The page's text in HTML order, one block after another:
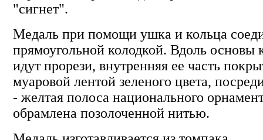
"сигнет".
Медаль при помощи ушка и кольца
прямоугольной колодкой. Вдоль основы
идут прорези, внутренняя ее часть
муаровой лентой зеленого цвета,
- желтая полоса национального
обрамлена позолоченной нитью.